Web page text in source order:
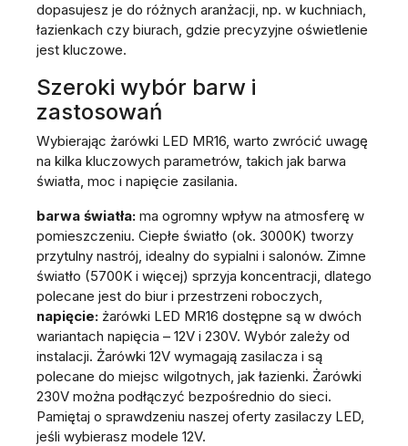
dopasujesz je do różnych aranżacji, np. w kuchniach,
łazienkach czy biurach, gdzie precyzyjne oświetlenie
jest kluczowe.
Szeroki wybór barw i
zastosowań
Wybierając żarówki LED MR16, warto zwrócić uwagę
na kilka kluczowych parametrów, takich jak barwa
światła, moc i napięcie zasilania.
barwa światła: ma ogromny wpływ na atmosferę w
pomieszczeniu. Ciepłe światło (ok. 3000K) tworzy
przytulny nastrój, idealny do sypialni i salonów. Zimne
światło (5700K i więcej) sprzyja koncentracji, dlatego
polecane jest do biur i przestrzeni roboczych,
napięcie: żarówki LED MR16 dostępne są w dwóch
wariantach napięcia – 12V i 230V. Wybór zależy od
instalacji. Żarówki 12V wymagają zasilacza i są
polecane do miejsc wilgotnych, jak łazienki. Żarówki
230V można podłączyć bezpośrednio do sieci.
Pamiętaj o sprawdzeniu naszej oferty zasilaczy LED,
jeśli wybierasz modele 12V.